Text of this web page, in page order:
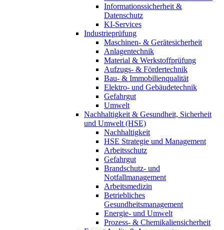
Informationssicherheit &
Datenschutz
KI-Services
Industrieprüfung
Maschinen- & Gerätesicherheit
Anlagentechnik
Material & Werkstoffprüfung
Aufzugs- & Fördertechnik
Bau- & Immobilienqualität
Elektro- und Gebäudetechnik
Gefahrgut
Umwelt
Nachhaltigkeit & Gesundheit, Sicherheit
und Umwelt (HSE)
Nachhaltigkeit
HSE Strategie und Management
Arbeitsschutz
Gefahrgut
Brandschutz- und
Notfallmanagement
Arbeitsmedizin
Betriebliches
Gesundheitsmanagement
Energie- und Umwelt
Prozess- & Chemikaliensicherheit